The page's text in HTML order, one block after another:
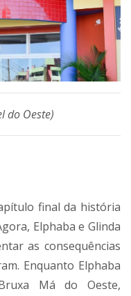
do Oeste)
final da história
Elphaba e Glinda
as consequências
Enquanto Elphaba
Má do Oeste,